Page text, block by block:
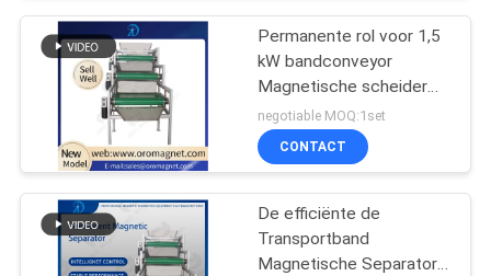
GEVALLEN
SITEMAP
PRIVACY
POLICY
Permanente rol voor 1,5
kW bandconveyor
Magnetische scheider
voor ijzerverwijder
negotiable MOQ:1set
CONTACT
De efficiënte de
Transportband
Magnetische Separator